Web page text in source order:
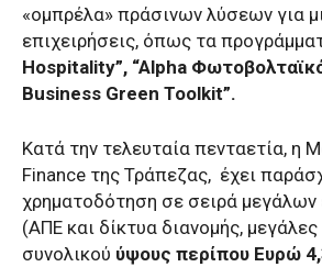
«ομπρέλα» πράσινων λύσεων για
επιχειρήσεις, όπως τα
Hospitality”, “Alpha
Business Green Toolkit”.
Κατά την τελευταία πενταετία, η
Finance της Τράπεζας, έχει
χρηματοδότηση σε σειρά
(ΑΠΕ και δίκτυα διανομής,
συνολικού ύψους περίπου Ευρώ